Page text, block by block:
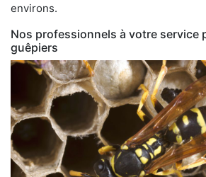
environs.
Nos professionnels à votre service
guêpiers